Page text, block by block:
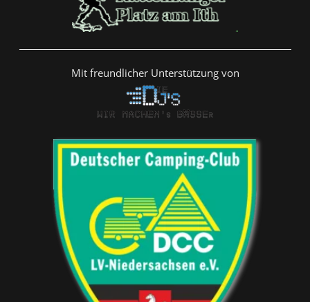
Mit freundlicher Unterstützung von